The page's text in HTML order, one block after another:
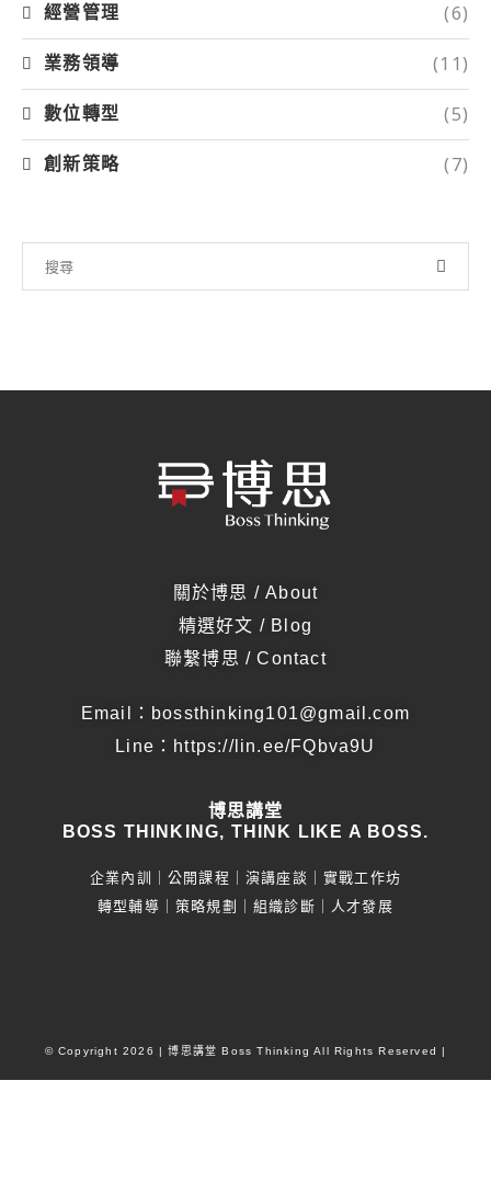
經營管理 (6)
業務領導 (11)
數位轉型 (5)
創新策略 (7)
關於博思 / About
精選好文 / Blog
聯繫博思 / Contact
Email：bossthinking101@gmail.com
Line： https://lin.ee/FQbva9U
博思講堂
BOSS THINKING, THINK LIKE A BOSS.
企業內訓｜公開課程｜演講座談｜實戰工作坊
轉型輔導｜策略規劃｜組織診斷｜人才發展
© Copyright 2026 | 博思講堂 Boss Thinking All Rights Reserved |